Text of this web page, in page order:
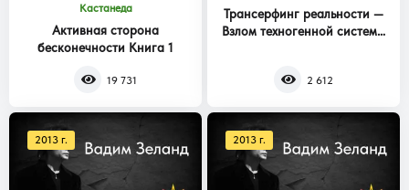
Кастанеда
Активная сторона
бесконечности Книга 1
19 731
Трансерфинг реальности —
Взлом техногенной системы
2 612
2013 г. 2013 г.